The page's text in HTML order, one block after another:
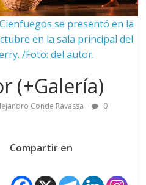
se presentó en la
en la sala principal del
/Foto: del autor.
(+Galería)
Conde Ravassa
0
Compartir en